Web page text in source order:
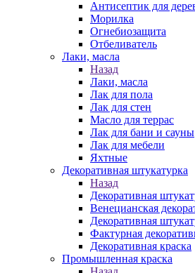
Антисептик для
Морилка
Огнебиозащита
Отбеливатель
Лаки, масла
Назад
Лаки, масла
Лак для пола
Лак для стен
Масло для террас
Лак для бани и сауны
Лак для мебели
Яхтные
Декоративная штукатурка
Назад
Декоративная
Венецианская
Декоративная
Фактурная
Декоративная краска
Промышленная краска